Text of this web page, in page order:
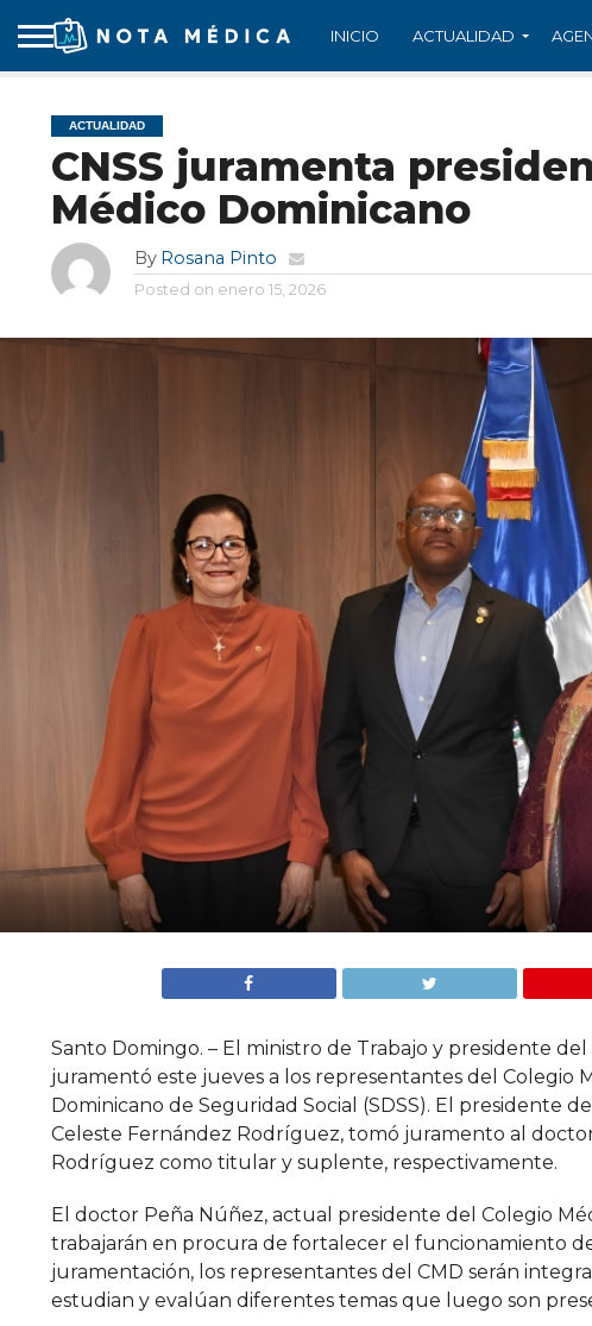
INICIO ACTUALIDAD
ACTUALIDAD
CNSS juramenta
Médico Dominicano
By Rosana Pinto
Posted on enero 15, 2026
Santo Domingo. – El ministro de Trabajo y presidente
juramentó este jueves a los representantes del Colegio
Dominicano de Seguridad Social (SDSS). El presidente
Celeste Fernández Rodríguez, tomó juramento al
Rodríguez como titular y suplente, respectivamente.
El doctor Peña Núñez, actual presidente del Colegio
trabajarán en procura de fortalecer el funcionamiento
juramentación, los representantes del CMD serán
estudian y evalúan diferentes temas que luego son